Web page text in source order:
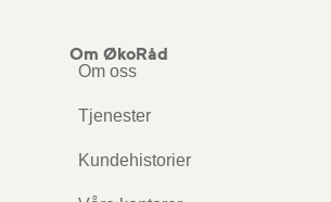
Om ØkoRåd
Om oss
Tjenester
Kundehistorier